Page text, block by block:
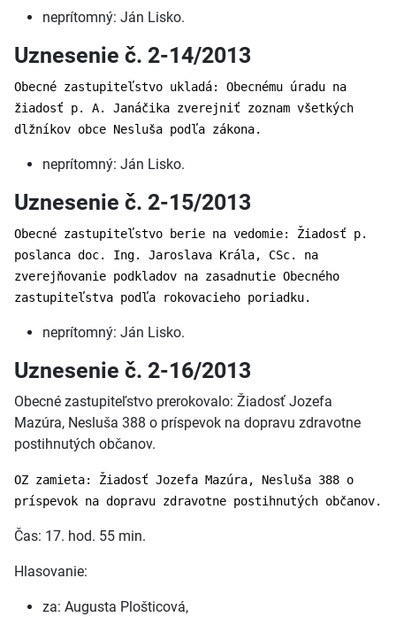
neprítomný: Ján Lisko.
Uznesenie č. 2-14/2013
Obecné zastupiteľstvo ukladá: Obecnému úradu na
žiadosť p. A. Janáčika zverejniť zoznam všetkých
dlžníkov obce Nesluša podľa zákona.
neprítomný: Ján Lisko.
Uznesenie č. 2-15/2013
Obecné zastupiteľstvo berie na vedomie: Žiadosť p.
poslanca doc. Ing. Jaroslava Krála, CSc. na
zverejňovanie podkladov na zasadnutie Obecného
zastupiteľstva podľa rokovacieho poriadku.
neprítomný: Ján Lisko.
Uznesenie č. 2-16/2013
Obecné zastupiteľstvo prerokovalo: Žiadosť Jozefa
Mazúra, Nesluša 388 o príspevok na dopravu zdravotne
postihnutých občanov.
OZ zamieta: Žiadosť Jozefa Mazúra, Nesluša 388 o
príspevok na dopravu zdravotne postihnutých občanov.
Čas: 17. hod. 55 min.
Hlasovanie:
za: Augusta Plošticová,